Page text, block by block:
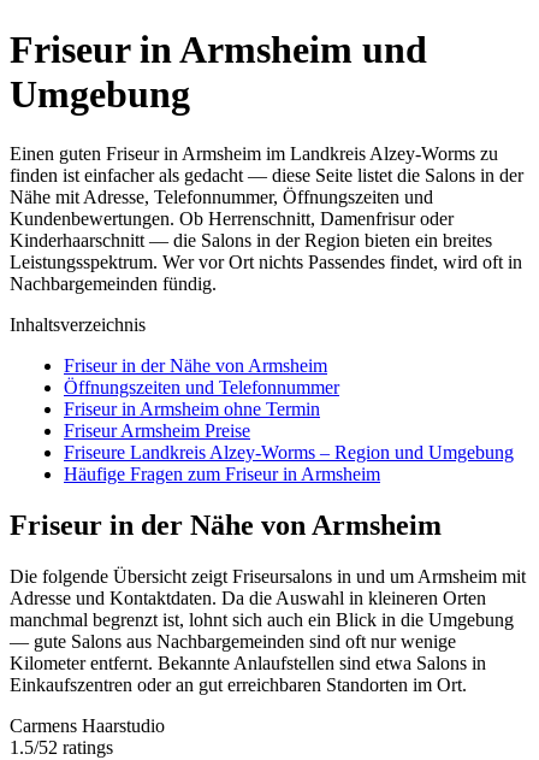
Friseur in Armsheim und
Umgebung
Einen guten Friseur in Armsheim im Landkreis Alzey-Worms zu
finden ist einfacher als gedacht — diese Seite listet die Salons in der
Nähe mit Adresse, Telefonnummer, Öffnungszeiten und
Kundenbewertungen. Ob Herrenschnitt, Damenfrisur oder
Kinderhaarschnitt — die Salons in der Region bieten ein breites
Leistungsspektrum. Wer vor Ort nichts Passendes findet, wird oft in
Nachbargemeinden fündig.
Inhaltsverzeichnis
Friseur in der Nähe von Armsheim
Öffnungszeiten und Telefonnummer
Friseur in Armsheim ohne Termin
Friseur Armsheim Preise
Friseure Landkreis Alzey-Worms – Region und Umgebung
Häufige Fragen zum Friseur in Armsheim
Friseur in der Nähe von Armsheim
Die folgende Übersicht zeigt Friseursalons in und um Armsheim mit
Adresse und Kontaktdaten. Da die Auswahl in kleineren Orten
manchmal begrenzt ist, lohnt sich auch ein Blick in die Umgebung
— gute Salons aus Nachbargemeinden sind oft nur wenige
Kilometer entfernt. Bekannte Anlaufstellen sind etwa Salons in
Einkaufszentren oder an gut erreichbaren Standorten im Ort.
Carmens Haarstudio
1.5/52 ratings